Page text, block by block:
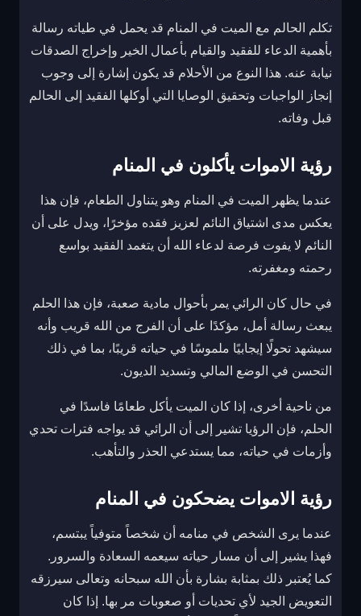
تكلم الحالم مع الميت في المنام قد يحمل في طياته رسالة
بأهمية الدعاء للفقيد والقيام بأعمال الخير وإخراج الصدقات
نيابة عنه. هذا النوع من الأحلام قد يكون إشارة إلى وجوب
إنجاز الواجبات وتحقيق الوصايا التي أوكلها الفقيد إلى الحالم
قبل وفاته.
رؤية الاموات يأكلون في المنام
عندما يظهر الميت في المنام وهو يتناول الطعام، فإن هذا
يعكس مدى اشتياق النائم لعزيز فقده مؤخرًا، ويدل على أن
النائم لا يفوت فرصة لدعاء الله أن يتغمد الفقيد بواسع
رحمته ومغفرته.
في حال كان الرائي يمر بأحوال مادية صعبة، فإن هذا الحلم
يبعث رسالة أمل، مؤكدًا على أن الفرج من الله قريب وأنه
سيشهد تحولًا إيجابيًا ملموسًا في حياته قريبًا، بما في ذلك
التحسن في الوضع المالي وتسديد الديون.
من ناحية أخرى، إذا كان الميت يأكل طعامًا فاسدًا في
الحلم، فإن الرؤيا تشير إلى أن الرائي قد يواجه فترات تحدي
وأزمات في حياته، مما يستدعي الحذر والتأهب.
رؤية الاموات يضحكون في المنام
عندما يرى الشخص في منامه أن شخصاً متوفياً يبتسم،
فهذا يشير إلى أن مسار حياته سيعمه السعادة والسرور.
كما يُعتبر ذلك بمثابة بشارة بأن الله سبحانه وتعالى سيرزقه
التعويض الجيد لأي تحديات أو صعوبات مر بها. إذا كان